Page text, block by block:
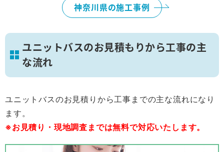
神奈川県の施工事例
ユニットバスのお見積もりから工事の主
な流れ
ユニットバスのお見積りから工事までの主な流れになり
ます。
※お見積り・現地調査までは無料で対応いたします。